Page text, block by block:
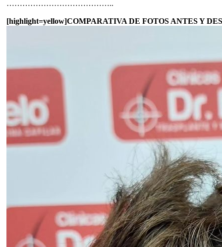
…………………………………..
[highlight=yellow]COMPARATIVA DE FOTOS ANTES Y